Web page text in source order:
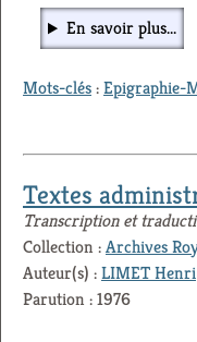
En savoir plus...
Mots-clés:Epigraphie-
Textes
Transcription et
Collection :Archives
Auteur(s) :LIMET Henri
Parution : 1976